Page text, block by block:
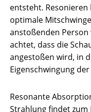
entsteht.
optimale
anstoßenden
achtet, dass die
angestoßen wird, in
Eigenschwingung
Resonante
Strahlung findet zum